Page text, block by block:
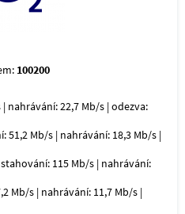
100200
nahrávání: 22,7 Mb/s | odezva:
51,2 Mb/s | nahrávání: 18,3 Mb/s |
stahování: 115 Mb/s | nahrávání:
Mb/s | nahrávání: 11,7 Mb/s |